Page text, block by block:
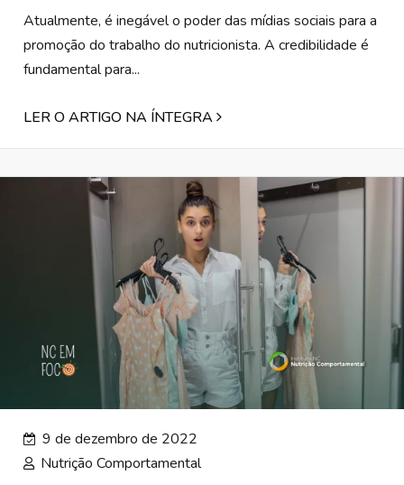
Atualmente, é inegável o poder das mídias sociais para a
promoção do trabalho do nutricionista. A credibilidade é
fundamental para...
LER O ARTIGO NA ÍNTEGRA
9 de dezembro de 2022
Nutrição Comportamental